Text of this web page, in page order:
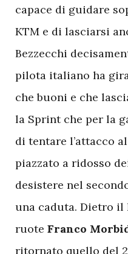
capace di guidare
KTM e di lasciarsi
Bezzecchi
pilota italiano ha
che buoni e che
la Sprint che per la
di tentare l’attacco
piazzato a ridosso
desistere nel
una caduta. Dietro il
ruote Franco
ritornato quello del